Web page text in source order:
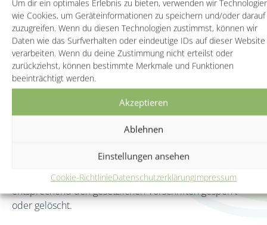
Um dir ein optimales Erlebnis zu bieten, verwenden wir
wie Cookies, um Geräteinformationen zu speichern und/oder darauf
zuzugreifen. Wenn du diesen Technologien zustimmst, können wir
Daten wie das Surfverhalten oder eindeutige IDs auf dieser Website
verarbeiten. Wenn du deine Zustimmung nicht erteilst oder
zurückziehst, können bestimmte Merkmale und Funktionen
beeinträchtigt werden.
Akzeptieren
Ablehnen
Einstellungen ansehen
Cookie-RichtlinieDatenschutz­erklärungImpressum
Der für die Verarbeitung Verantwortliche verarbeitet und
speichert personenbezogene Daten der betroffenen
Person nur für den Zeitraum, der zur Erreichung des
Speicherungszwecks erforderlich ist oder sofern dies
durch den Europäischen Richtlinien- und
Verordnungsgeber oder einen anderen Gesetzgeber in
Gesetzen oder Vorschriften, welchen der für die
Verarbeitung Verantwortliche unterliegt, vorgesehen
wurde. Entfällt der Speicherungszweck oder läuft eine
vom Europäischen Richtlinien- und Verordnungsgeber
vorgeschriebene Speicherfrist ab, werden die
personenbezogenen Daten routinemäßig und
entsprechend den gesetzlichen Vorschriften gesperrt
oder gelöscht.